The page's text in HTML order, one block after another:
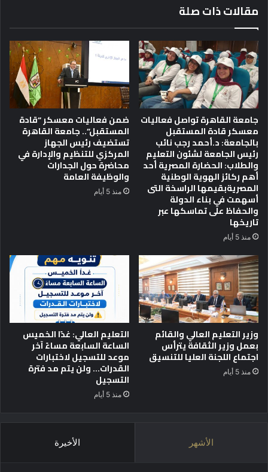
ل
ا
ر
س
أ
ن
ط
ا
ك
ي
ا
ت
ي
ت
ص
و
ي
م
ش
ا
ه
د
ه
ا
م
ن
٢
ه
و
ة
مقالات ذات صلة
جامعة القاهرة تواصل فعاليات
معسكر قادة المستقبل
بالجامعة: د.أحمد رجب نائب
رئيس الجامعة لشئون التعليم
والطلاب: الحضارة المصرية أحد
أهم ركائز الهوية الوطنية
المصريةبقيمها الراسخة التى
أسهمت في بناء الدولة
والحفاظ على تماسكها عبر
تاريخها
منذ 5 أيام
ضمن فعاليات معسكر “قادة
المستقبل”.. جامعة القاهرة
تستضيف رئيس الجهاز
المركزي للتنظيم والإدارة في
محاضرة حول الجدارات
والوظيفة العامة
منذ 5 أيام
وزير التعليم العالي والقائم
بعمل وزير الثقافة يترأس
اجتماع اللجنة العليا للتنسيق
منذ 5 أيام
التعليم العالي: غدًا الخميس
الساعة السابعة مساءً آخر
موعد للتسجيل لاختبارات
القدرات… ولن يتم مد فترة
التسجيل
منذ 5 أيام
الأشهر الأخيرة